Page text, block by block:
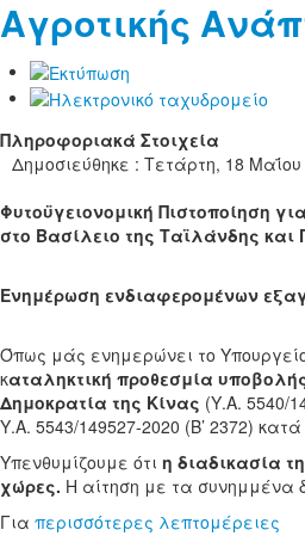
Αγροτικής
Πληροφοριακά Στοιχεία
Δημοσιεύθηκε : Τετάρτη, 18 Μαΐου
Φυτοϋγειονομική Πιστοποίηση
στο Βασίλειο της Ταϊλάνδης
Ενημέρωση ενδιαφερομένων
Όπως μάς ενημερώνει το
καταληκτική προθεσμία
Δημοκρατία της Κίνας (Υ.Α. 5540/
Υ.Α. 5543/149527-2020 (Β’ 2372)
Υπενθυμίζουμε ότι η διαδικασία
χώρες. Η αίτηση με τα συνημμένα
Για περισσότερες λεπτομέρειες